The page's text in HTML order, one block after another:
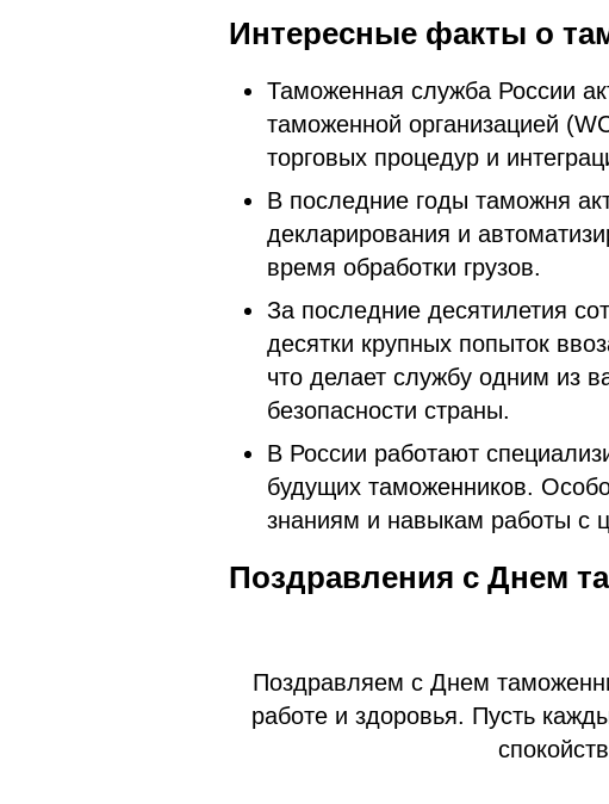
Интересные факты о
Таможенная служба России
таможенной организацией
торговых процедур и
В последние годы таможня
декларирования и
время обработки грузов.
За последние десятилетия
десятки крупных попыток
что делает службу одним из
безопасности страны.
В России работают
будущих таможенников.
знаниям и навыкам работы с
Поздравления с Днем
Поздравляем с Днем
работе и здоровья. Пусть